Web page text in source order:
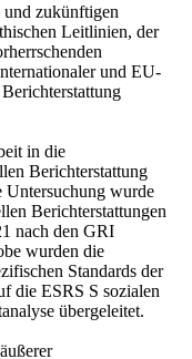
zunächst eine
und zukünftigen
Leitlinien, der
und EU-
in die
Berichterstattung
Untersuchung wurde
Berichterstattungen
nach den GRI
wurden die
Standards der
ESRS S sozialen